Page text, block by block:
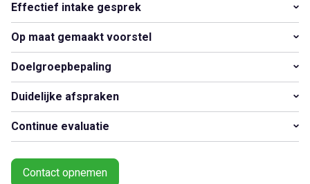
Effectief intake gesprek
Op maat gemaakt voorstel
Doelgroepbepaling
Duidelijke afspraken
Continue evaluatie
Contact opnemen
Ontvang vacatures direct in
je mailbox
Alerts ontvangen
Artikelen zoeken
Alles Ingezonden